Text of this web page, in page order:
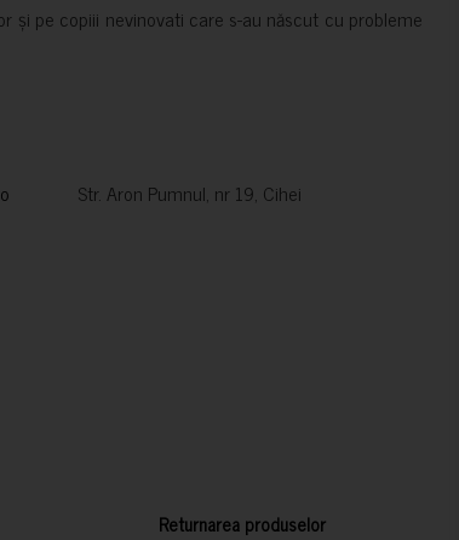
și pe copiii nevinovati care s-au născut cu probleme
Str. Aron Pumnul, nr 19, Cihei
Returnarea produselor